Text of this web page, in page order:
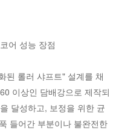
어 성능 장점
된 롤러 샤프트" 설계를 채
이상인 담배강으로 제작되
달성하고, 보정을 위한 균
들어간 부분이나 불완전한